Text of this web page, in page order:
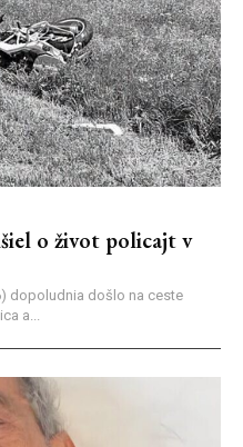
o život policajt v
dopoludnia došlo na ceste
a...